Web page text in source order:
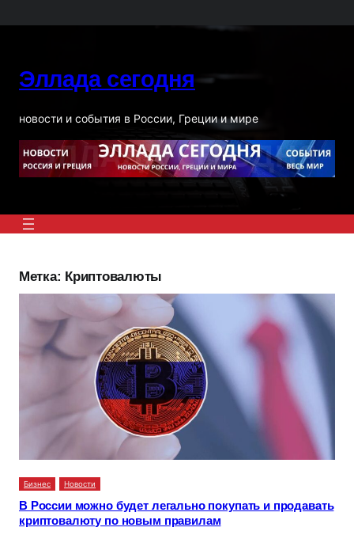
к
Эллада сегодня
новости и события в России, Греции и мире
Метка: Криптовалюты
Бизнес Новости
В России можно будет легально покупать и продавать
криптовалюту по новым правилам